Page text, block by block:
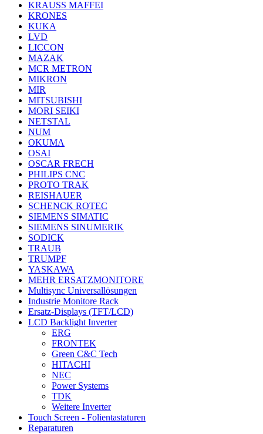
KRAUSS MAFFEI
KRONES
KUKA
LVD
LICCON
MAZAK
MCR METRON
MIKRON
MIR
MITSUBISHI
MORI SEIKI
NETSTAL
NUM
OKUMA
OSAI
OSCAR FRECH
PHILIPS CNC
PROTO TRAK
REISHAUER
SCHENCK ROTEC
SIEMENS SIMATIC
SIEMENS SINUMERIK
SODICK
TRAUB
TRUMPF
YASKAWA
MEHR ERSATZMONITORE
Multisync Universallösungen
Industrie Monitore Rack
Ersatz-Displays (TFT/LCD)
LCD Backlight Inverter
ERG
FRONTEK
Green C&C Tech
HITACHI
NEC
Power Systems
TDK
Weitere Inverter
Touch Screen - Folientastaturen
Reparaturen